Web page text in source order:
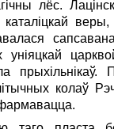
лёс.
уніяцкай
колаў